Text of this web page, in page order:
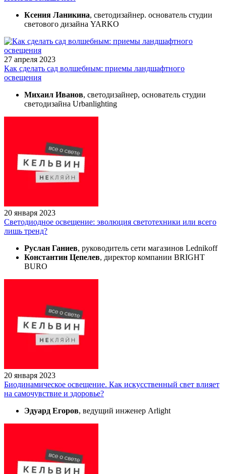
Ксения Ланикина, светодизайнер. основатель студии
светового дизайна YARKO
27 апреля 2023
Как сделать сад волшебным: приемы ландшафтного
освещения
Михаил Иванов, светодизайнер, основатель студии
светодизайна Urbanlighting
20 января 2023
Светодиодное освещение: эволюция светотехники или всего
лишь тренд?
Руслан Ганиев, руководитель сети магазинов Lednikoff
Константин Цепелев, директор компании BRIGHT
BURO
20 января 2023
Биодинамическое освещение. Как искусственный свет влияет
на самочувствие и здоровье?
Эдуард Егоров, ведущий инженер Arlight